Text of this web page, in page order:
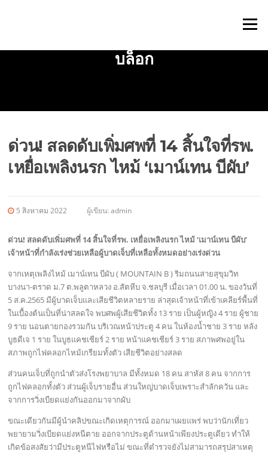
เมนู
บล็อก
ด่วน! สลดดับเพิ่มศพที่ 14 สิ้นใจที่รพ.
เหยื่อเพลิงนรก ไหม้ ‘เมาน์เทน บีผับ’
5 สิงหาคม 2022 ผู้เขียน:admin
ด่วน! สลดดับเพิ่มศพที่ 14 สิ้นใจที่รพ. เหยื่อเพลิงนรก ไหม้ ‘เมาน์เทน บีผับ’
เจ้าหน้าที่กำลังเร่งช่วยเหลือผู้บาดเจ็บที่เหลือทั้งหมดอย่างเร่งด่วน
จากเหตุเพลิงไหม้ เมาน์เทน บีผับ ( MOUNTAIN B ) ริมถนนสายสุขุมวิท
บางนา-ตราด ม.7 ต.พลูตาหลวง อ.สัตหีบ จ.ชลบุรี เมื่อเวลา 01.00 น. ของวันที่
5 ส.ค.2565 มีผู้บาดเจ็บและเสียชีวิตหลายราย ล่าสุดเจ้าหน้าที่เข้าเคลียร์พื้นที่
ในเบื้องต้นเป็นที่น่าสลดใจ พบศพผู้เสียชีวิตทั้ง 13 ราย เป็นผู้หญิง 4 ราย ผู้ชาย
9 ราย นอนตายกองรวมกัน บริเวณหน้าประตู 4 คน ในห้องน้ำชาย 3 ราย หลัง
บูธดีเจ 1 ราย ในบูธแคชเชียร์ 2 ราย หน้าแคชเชียร์ 3 ราย สภาพศพอยู่ใน
สภาพถูกไฟคลอกไหม้เกรียมทั้งตัว เสียชีวิตอย่างสลด
ส่วนคนเจ็บที่ถูกนำตัวส่งโรงพยาบาล มีทั้งหมด 18 คน สาหัส 8 คน จากการ
ถูกไฟคลอกทั้งตัว ส่วนผู้เจ็บรายอื่น ส่วนใหญ่บาดเจ็บเพราะสำลักควัน และ
จากการวิ่งเบียดแย่งกันออกมาจากผับ
ขณะเดียวกันมีผู้นำคลิปขณะเกิดเหตุการณ์ ออกมาเผยแพร่ พบว่านักเที่ยว
พยายามวิ่งเบียดแย่งหนีตาย ออกจากประตูด้านหน้าเพียงประตูเดียว ทำให้
เกิดข้อสงสัยว่ามีประตูหนีไฟหรือไม่ ขณะที่ตำรวจยังไม่สามารถสรุปสาเหตุ